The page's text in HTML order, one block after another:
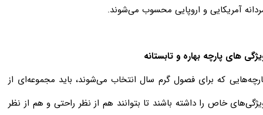
آمریکایی و اروپایی محسوب می‌شوند.
های پارچه بهاره و تابستانه
که برای فصول گرم سال انتخاب می‌شوند، باید مجموعه‌ای از
خاص را داشته باشند تا بتوانند هم از نظر راحتی و هم از نظر